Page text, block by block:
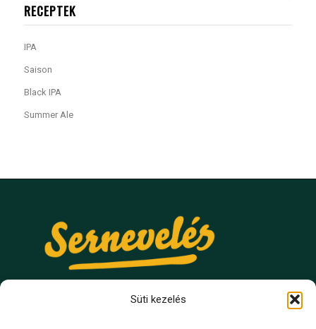
Süti kezelés
RECEPTEK
IPA
Saison
Black IPA
Summer Ale